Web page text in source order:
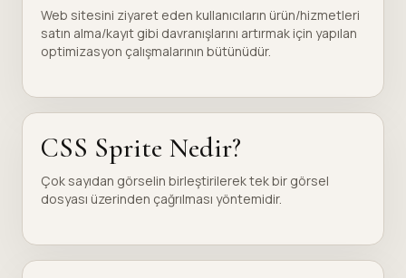
Web sitesini ziyaret eden kullanıcıların ürün/hizmetleri
satın alma/kayıt gibi davranışlarını artırmak için yapılan
optimizasyon çalışmalarının bütünüdür.
CSS Sprite Nedir?
Çok sayıdan görselin birleştirilerek tek bir görsel
dosyası üzerinden çağrılması yöntemidir.